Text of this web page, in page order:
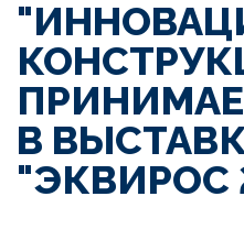
В
"ЭКВИРОС